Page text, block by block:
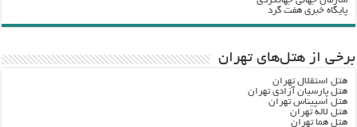
پایگاه خبری هفت گرد
برخی از هتل‌های تهران
هتل استقلال تهران
هتل پارسیان آزادی تهران
هتل اسپیناس تهران
هتل لاله تهران
هتل هما تهران